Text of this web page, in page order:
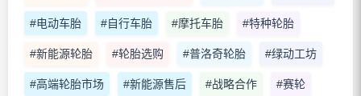
#电动车胎 #自行车胎 #摩托车胎 #特种轮胎
#新能源轮胎 #轮胎选购 #普洛奇轮胎 #绿动工坊
#高端轮胎市场 #新能源售后 #战略合作 #赛轮